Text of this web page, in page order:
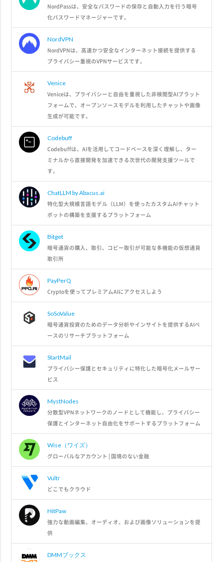
NordPassは、安全なパスワードの保存と自動入力を行う暗号
化パスワードマネージャーです。
NordVPN
NordVPNは、高速かつ安全なインターネット接続を提供する
プライバシー重視のVPNサービスです。
Venice
Veniceは、プライバシーと自由を重視した非検閲型AIプラット
フォームで、オープンソースモデルを利用したチャットや画像
生成が可能です。
Codebuff
Codebuffは、AIを活用してコードベースを深く理解し、ター
ミナルから直接開発を加速できる次世代の開発支援ツールで
す。
ChatLLM by Abacus.ai
特化型大規模言語モデル（LLM）を使ったカスタムAIチャット
ボットの構築を支援するプラットフォーム
Bitget
暗号通貨の購入、取引、コピー取引が可能な多機能の仮想通貨
取引所
PayPerQ
Cryptoを使ってプレミアムAIにアクセスしよう
SoSoValue
暗号通貨投資のためのデータ分析やインサイトを提供するAIベ
ースのリサーチプラットフォーム
StartMail
プライバシー保護とセキュリティに特化した暗号化メールサー
ビス
MystNodes
分散型VPNネットワークのノードとして機能し、プライバシー
保護とインターネット自由化をサポートするプラットフォーム
Wise（ワイズ）
グローバルなアカウント | 国境のない金融
Vultr
どこでもクラウド
HitPaw
強力な動画編集、オーディオ、および画像ソリューションを提
供
DMMブックス